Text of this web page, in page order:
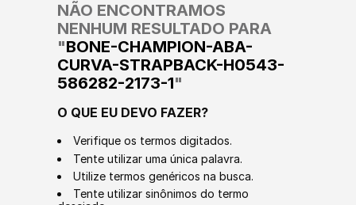
NENHUM RESULTADO PARA
"BONE-CHAMPION-ABA-
CURVA-STRAPBACK-H0543-
586282-2173-1"
Tente utilizar uma única palavra.
Utilize termos genéricos na busca.
Tente utilizar sinônimos do termo
desejado.